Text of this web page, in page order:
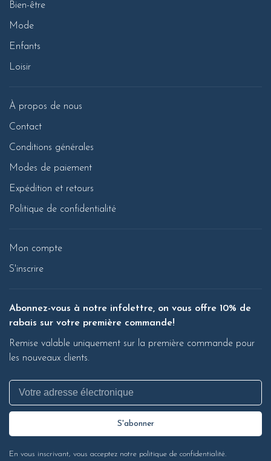
Bien-être
Mode
Enfants
Loisir
À propos de nous
Contact
Conditions générales
Modes de paiement
Expédition et retours
Politique de confidentialité
Mon compte
S'inscrire
Abonnez-vous à notre infolettre, on vous offre 10% de
rabais sur votre première commande!
Remise valable uniquement sur la première commande pour
les nouveaux clients.
S'abonner
En vous inscrivant, vous acceptez notre politique de confidentialité.